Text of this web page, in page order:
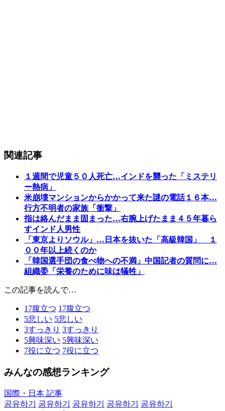
関連記事
１週間で児童５０人死亡…インドを襲った「ミステリ
ー熱病」
米崩壊マンションからかかって来た謎の電話１６本…
行方不明者の家族「衝撃」
指は絡んだまま固まった…右腕上げたまま４５年暮ら
すインド人男性
「東京よりソウル」…日本を抜いた「高級韓国」 １
００年以上続くのか
「韓国選手団の食べ物への不満」中国記者の質問に…
組織委「栄養のために味は犠牲」
この記事を読んで…
17腹立つ 17腹立つ
5悲しい 5悲しい
3すっきり 3すっきり
5興味深い 5興味深い
7役に立つ 7役に立つ
みんなの感想ランキング
国際・日本 記事
공유하기
공유하기 공유하기 공유하기
공유하기